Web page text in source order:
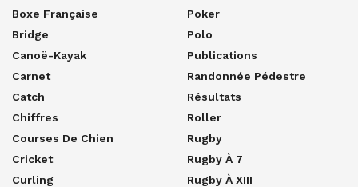
Boxe Française
Bridge
Canoë-Kayak
Carnet
Catch
Chiffres
Courses De Chien
Cricket
Curling
Poker
Polo
Publications
Randonnée Pédestre
Résultats
Roller
Rugby
Rugby À 7
Rugby À XIII